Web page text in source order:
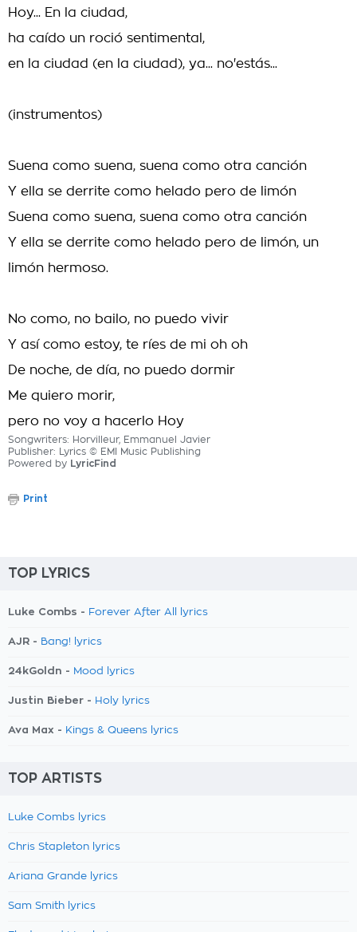
Hoy... En la ciudad,
ha caído un roció sentimental,
en la ciudad (en la ciudad), ya... no'estás...
(instrumentos)
Suena como suena, suena como otra canción
Y ella se derrite como helado pero de limón
Suena como suena, suena como otra canción
Y ella se derrite como helado pero de limón, un
limón hermoso.
No como, no bailo, no puedo vivir
Y así como estoy, te ríes de mi oh oh
De noche, de día, no puedo dormir
Me quiero morir,
pero no voy a hacerlo Hoy
Songwriters: Horvilleur, Emmanuel Javier
Publisher: Lyrics © EMI Music Publishing
Powered by LyricFind
Print
TOP LYRICS
Luke Combs - Forever After All lyrics
AJR - Bang! lyrics
24kGoldn - Mood lyrics
Justin Bieber - Holy lyrics
Ava Max - Kings & Queens lyrics
TOP ARTISTS
Luke Combs lyrics
Chris Stapleton lyrics
Ariana Grande lyrics
Sam Smith lyrics